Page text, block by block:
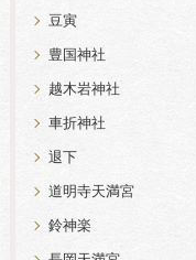
豆寅
豊国神社
越木岩神社
車折神社
退下
道明寺天満宮
鈴神楽